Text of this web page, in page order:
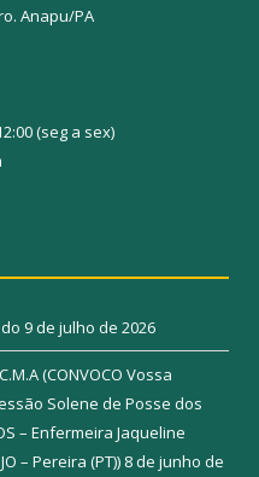
Anapu/PA
(seg a sex)
9 de julho de 2026
(CONVOCO Vossa
Solene de Posse dos
– Enfermeira Jaqueline
– Pereira (PT)) 8 de junho de